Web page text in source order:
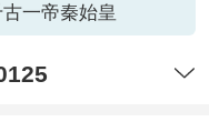
一帝秦始皇